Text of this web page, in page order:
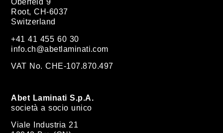
Oberfeld 9
Root, CH-6037
Switzerland
+41 41 455 60 30
info.ch@abetlaminati.com
VAT No. CHE-107.870.497
Abet Laminati S.p.A.
società a socio unico
Viale Industria 21